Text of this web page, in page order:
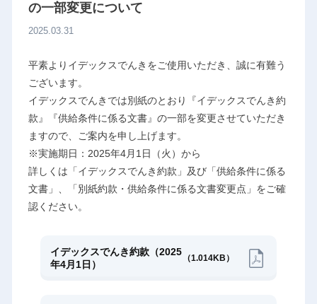
の一部変更について
2025.03.31
平素よりイデックスでんきをご使用いただき、誠に有難う
ございます。
イデックスでんきでは別紙のとおり『イデックスでんき約
款』『供給条件に係る文書』の一部を変更させていただき
ますので、ご案内を申し上げます。
※実施期日：2025年4月1日（火）から
詳しくは「イデックスでんき約款」及び「供給条件に係る
文書」、「別紙約款・供給条件に係る文書変更点」をご確
認ください。
イデックスでんき約款（2025
年4月1日）
（1.014KB）